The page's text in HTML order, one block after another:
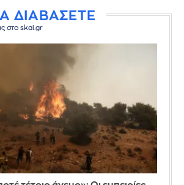
ΔΙΑΒΑΣΕΤΕ
στο skai.gr